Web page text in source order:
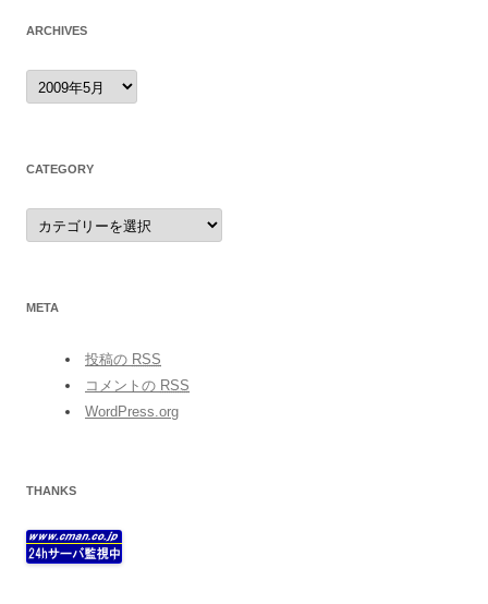
ARCHIVES
archives
CATEGORY
category
META
投稿の RSS
コメントの RSS
WordPress.org
THANKS